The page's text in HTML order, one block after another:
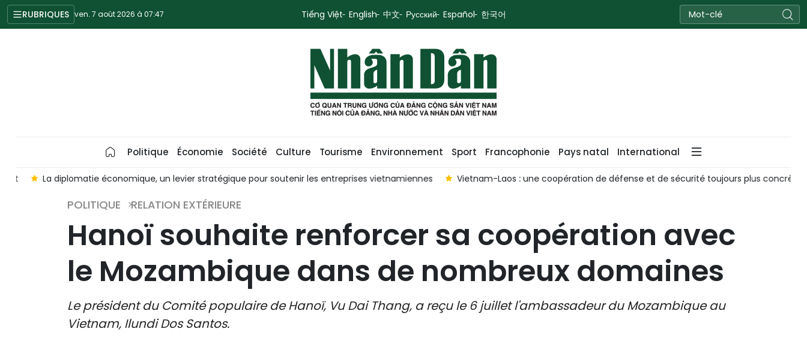
RUBRIQUES ven. 7 août 2026 à 07:47 Tiếng Việt English 中文 Русский Español 한국어
Politique Économie Société Culture Tourisme Environnement Sport Francophonie Pays natal International
La diplomatie économique, un levier stratégique pour soutenir les entreprises vietnamiennes Vietnam-Laos : une coopération de défense et de sécurité toujours plus concrète
POLITIQUE RELATION EXTÉRIEURE
Hanoï souhaite renforcer sa coopération avec
le Mozambique dans de nombreux domaines
Le président du Comité populaire de Hanoï, Vu Dai Thang, a reçu le 6 juillet l'ambassadeur du Mozambique au
Vietnam, Ilundi Dos Santos.